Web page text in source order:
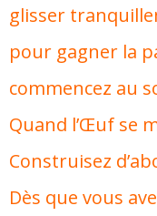
glisser
pour gagner la
commencez au
Quand l’Œuf se
Construisez
Dès que vous